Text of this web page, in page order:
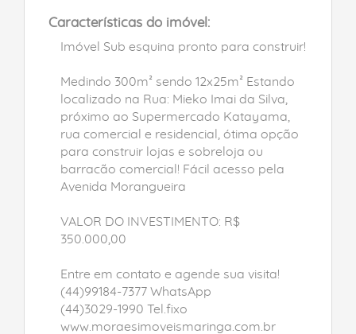
Características do imóvel:
Imóvel Sub esquina pronto para construir!
Medindo 300m² sendo 12x25m² Estando
localizado na Rua: Mieko Imai da Silva,
próximo ao Supermercado Katayama,
rua comercial e residencial, ótima opção
para construir lojas e sobreloja ou
barracão comercial! Fácil acesso pela
Avenida Morangueira
VALOR DO INVESTIMENTO: R$
350.000,00
Entre em contato e agende sua visita!
(44)99184-7377 WhatsApp
(44)3029-1990 Tel.fixo
www.moraesimoveismaringa.com.br